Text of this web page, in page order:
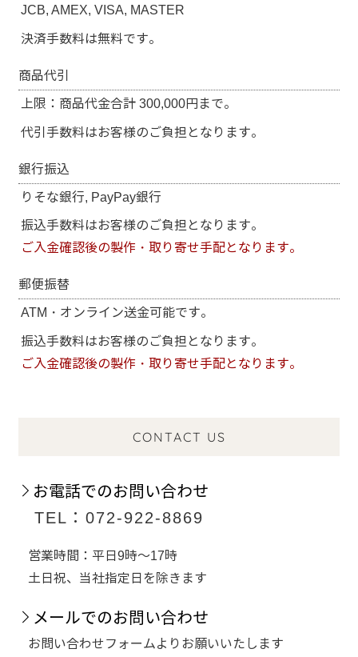
JCB, AMEX, VISA, MASTER
決済手数料は無料です。
商品代引
上限：商品代金合計 300,000円まで。
代引手数料はお客様のご負担となります。
銀行振込
りそな銀行, PayPay銀行
振込手数料はお客様のご負担となります。
ご入金確認後の製作・取り寄せ手配となります。
郵便振替
ATM・オンライン送金可能です。
振込手数料はお客様のご負担となります。
ご入金確認後の製作・取り寄せ手配となります。
CONTACT US
お電話でのお問い合わせ
TEL：072-922-8869
営業時間：平日9時～17時
土日祝、当社指定日を除きます
メールでのお問い合わせ
お問い合わせフォームよりお願いいたします